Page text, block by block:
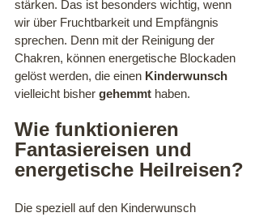
stärken. Das ist besonders wichtig, wenn
wir über Fruchtbarkeit und Empfängnis
sprechen. Denn mit der Reinigung der
Chakren, können energetische Blockaden
gelöst werden, die einen Kinderwunsch
vielleicht bisher gehemmt haben.
Wie funktionieren
Fantasiereisen und
energetische Heilreisen?
Die speziell auf den Kinderwunsch